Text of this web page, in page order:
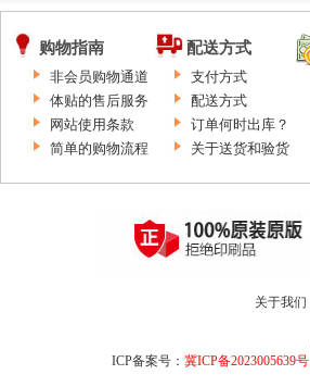
购物指南
非会员购物通道
体贴的售后服务
网站使用条款
简单的购物流程
配送方式
支付方式
配送方式
订单何时出库？
关于送货和验货
关于我们
ICP备案号： 冀ICP备2023005639号